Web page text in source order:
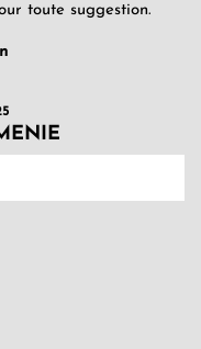
toute suggestion.